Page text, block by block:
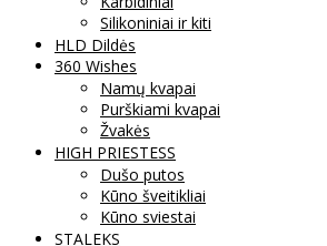
Silikoniniai ir kiti
HLD Dildės
360 Wishes
Namų kvapai
Purškiami kvapai
Žvakės
HIGH PRIESTESS
Dušo putos
Kūno šveitikliai
Kūno sviestai
STALEKS